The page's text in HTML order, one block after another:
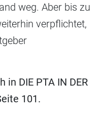
weg. Aber bis zu
verpflichtet,
in DIE PTA IN DER
101.